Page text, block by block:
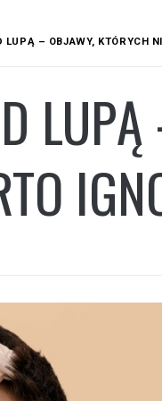
LUPĄ – OBJAWY, KTÓRYCH